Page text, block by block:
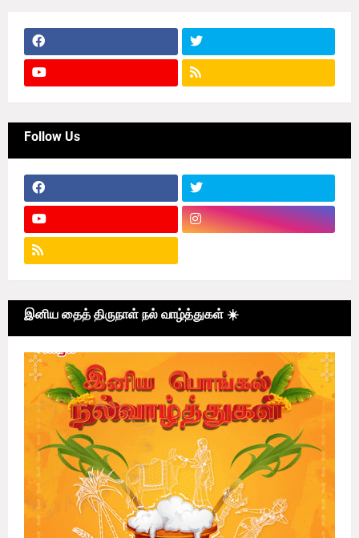
Follow Us
இனிய தைத் திருநாள் நல் வாழ்த்துகள் ☀️